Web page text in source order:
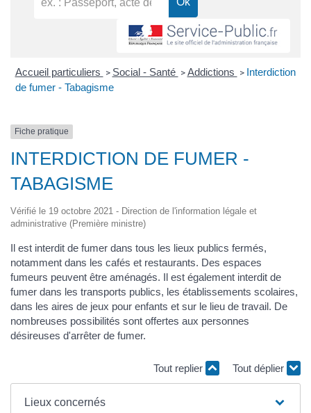
Accueil particuliers > Social - Santé > Addictions > Interdiction
de fumer - Tabagisme
Fiche pratique
INTERDICTION DE FUMER -
TABAGISME
Vérifié le 19 octobre 2021 - Direction de l'information légale et
administrative (Première ministre)
Il est interdit de fumer dans tous les lieux publics fermés,
notamment dans les cafés et restaurants. Des espaces
fumeurs peuvent être aménagés. Il est également interdit de
fumer dans les transports publics, les établissements scolaires,
dans les aires de jeux pour enfants et sur le lieu de travail. De
nombreuses possibilités sont offertes aux personnes
désireuses d'arrêter de fumer.
Tout replier Tout déplier
Lieux concernés